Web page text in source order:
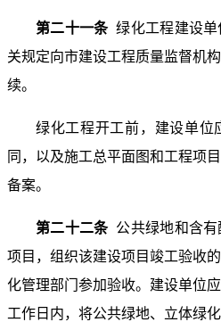
第二十一条绿化工程建设
关规定向市建设工程质量监督机
续。
绿化工程开工前，建设单位
同，以及施工总平面图和工程项
备案。
第二十二条 公共绿地和含
项目，组织该建设项目竣工验收
化管理部门参加验收。建设单位
工作日内，将公共绿地、立体绿